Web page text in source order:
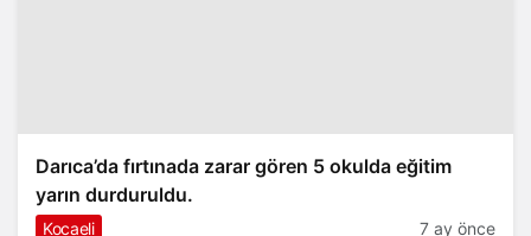
Darıca’da fırtınada zarar gören 5 okulda eğitim
yarın durduruldu.
Kocaeli 7 ay önce